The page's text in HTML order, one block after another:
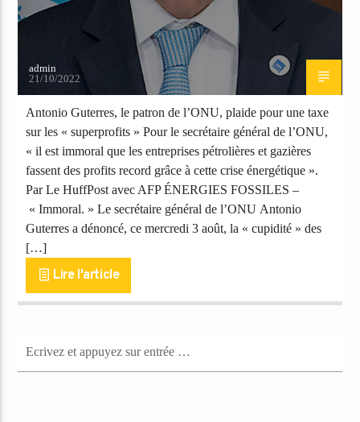
admin
21/10/2022
Antonio Guterres, le patron de l’ONU, plaide pour une taxe
sur les « superprofits » Pour le secrétaire général de l’ONU,
« il est immoral que les entreprises pétrolières et gazières
fassent des profits record grâce à cette crise énergétique ».
Par Le HuffPost avec AFP ÉNERGIES FOSSILES –
« Immoral. » Le secrétaire général de l’ONU Antonio
Guterres a dénoncé, ce mercredi 3 août, la « cupidité » des
[…]
Lire l'article